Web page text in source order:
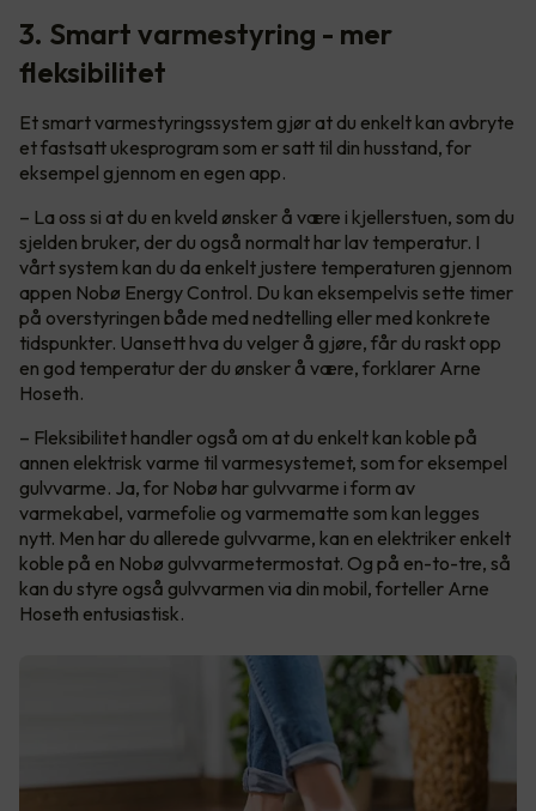
3. Smart varmestyring - mer
fleksibilitet
Et smart varmestyringssystem gjør at du enkelt kan avbryte
et fastsatt ukesprogram som er satt til din husstand, for
eksempel gjennom en egen app.
– La oss si at du en kveld ønsker å være i kjellerstuen, som du
sjelden bruker, der du også normalt har lav temperatur. I
vårt system kan du da enkelt justere temperaturen gjennom
appen Nobø Energy Control. Du kan eksempelvis sette timer
på overstyringen både med nedtelling eller med konkrete
tidspunkter. Uansett hva du velger å gjøre, får du raskt opp
en god temperatur der du ønsker å være, forklarer Arne
Hoseth.
– Fleksibilitet handler også om at du enkelt kan koble på
annen elektrisk varme til varmesystemet, som for eksempel
gulvvarme. Ja, for Nobø har gulvvarme i form av
varmekabel, varmefolie og varmematte som kan legges
nytt. Men har du allerede gulvvarme, kan en elektriker enkelt
koble på en Nobø gulvvarmetermostat. Og på en-to-tre, så
kan du styre også gulvvarmen via din mobil, forteller Arne
Hoseth entusiastisk.